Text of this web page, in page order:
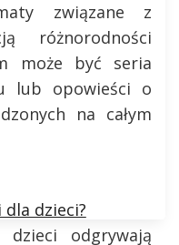
związane z
różnorodności
może być seria
lub opowieści o
na całym
dla dzieci?
odgrywają